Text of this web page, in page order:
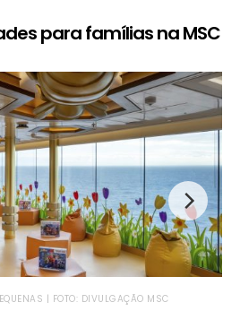
para famílias na MSC
| FOTO: DIVULGAÇÃO MSC